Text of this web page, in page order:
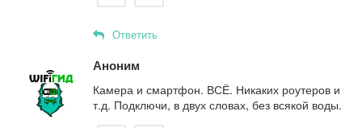
Ответить
Аноним
Камера и смартфон. ВСЁ. Никаких роутеров и
т.д. Подключи, в двух словах, без всякой воды.